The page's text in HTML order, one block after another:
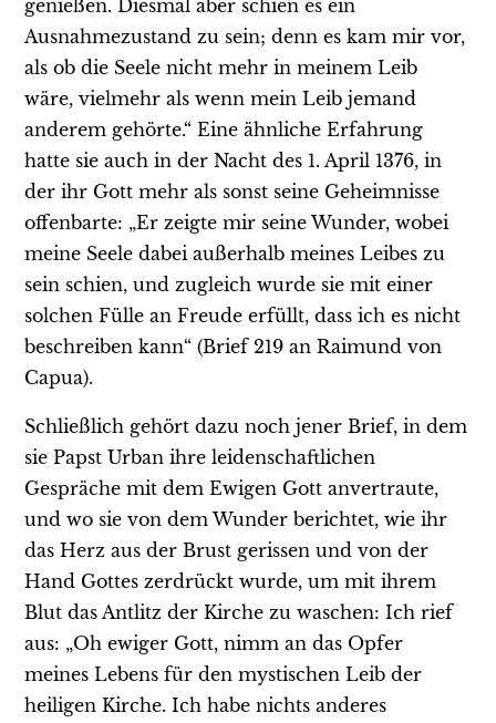
genießen. Diesmal aber schien es ein
Ausnahmezustand zu sein; denn es kam mir vor,
als ob die Seele nicht mehr in meinem Leib
wäre, vielmehr als wenn mein Leib jemand
anderem gehörte.“ Eine ähnliche Erfahrung
hatte sie auch in der Nacht des 1. April 1376, in
der ihr Gott mehr als sonst seine Geheimnisse
offenbarte: „Er zeigte mir seine Wunder, wobei
meine Seele dabei außerhalb meines Leibes zu
sein schien, und zugleich wurde sie mit einer
solchen Fülle an Freude erfüllt, dass ich es nicht
beschreiben kann“ (Brief 219 an Raimund von
Capua).
Schließlich gehört dazu noch jener Brief, in dem
sie Papst Urban ihre leidenschaftlichen
Gespräche mit dem Ewigen Gott anvertraute,
und wo sie von dem Wunder berichtet, wie ihr
das Herz aus der Brust gerissen und von der
Hand Gottes zerdrückt wurde, um mit ihrem
Blut das Antlitz der Kirche zu waschen: Ich rief
aus: „Oh ewiger Gott, nimm an das Opfer
meines Lebens für den mystischen Leib der
heiligen Kirche. Ich habe nichts anderes